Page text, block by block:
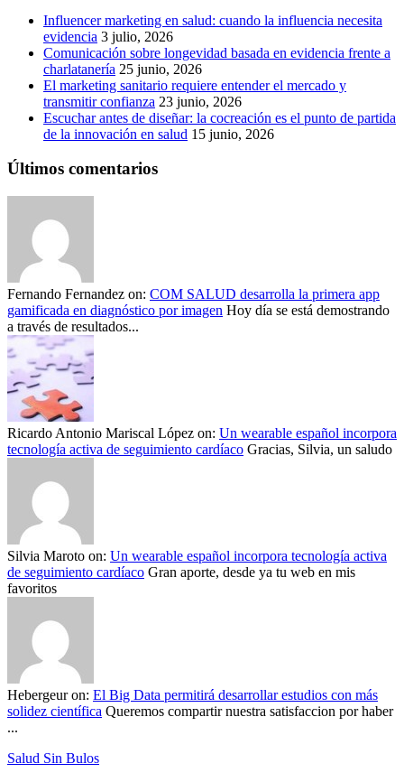
Influencer marketing en salud: cuando la influencia necesita
evidencia 3 julio, 2026
Comunicación sobre longevidad basada en evidencia frente a
charlatanería 25 junio, 2026
El marketing sanitario requiere entender el mercado y
transmitir confianza 23 junio, 2026
Escuchar antes de diseñar: la cocreación es el punto de partida
de la innovación en salud 15 junio, 2026
Últimos comentarios
Fernando Fernandez on: COM SALUD desarrolla la primera app
gamificada en diagnóstico por imagen Hoy día se está demostrando
a través de resultados...
Ricardo Antonio Mariscal López on: Un wearable español incorpora
tecnología activa de seguimiento cardíaco Gracias, Silvia, un saludo
Silvia Maroto on: Un wearable español incorpora tecnología activa
de seguimiento cardíaco Gran aporte, desde ya tu web en mis
favoritos
Hebergeuron: El Big Data permitirá desarrollar estudios con más
solidez científica Queremos compartir nuestra satisfaccion por haber
...
Salud Sin Bulos